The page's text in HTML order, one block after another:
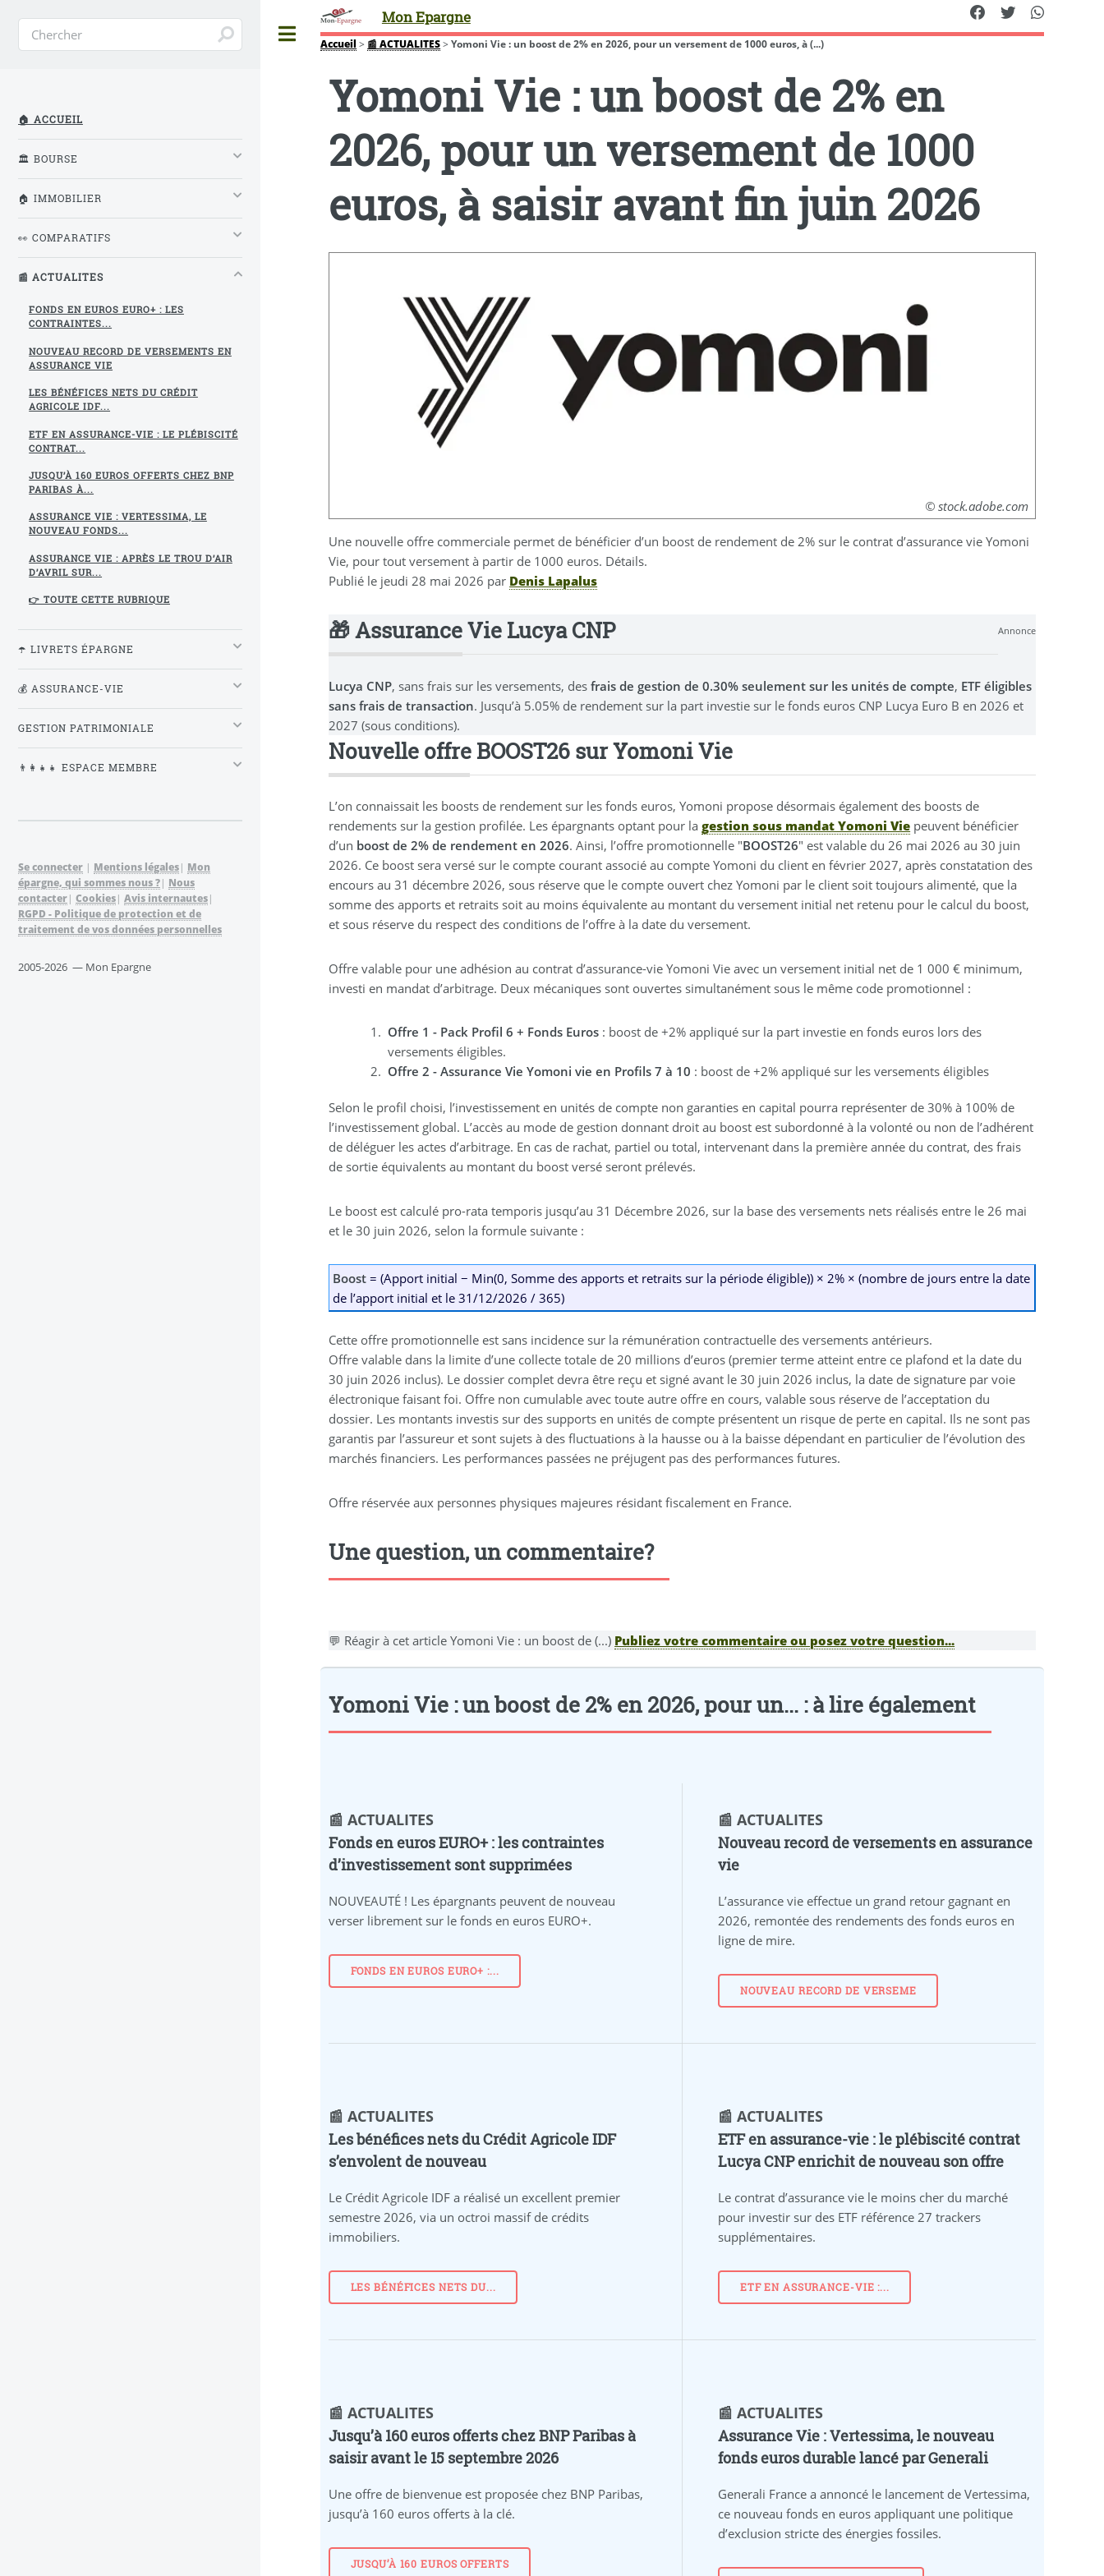
Mon Epargne
Accueil > 📰 ACTUALITES>Yomoni Vie : un boost de 2% en 2026, pour un versement de 1000 euros, à (...)
Yomoni Vie : un boost de 2% en
2026, pour un versement de 1000
euros, à saisir avant fin juin 2026
© stock.adobe.com
Une nouvelle offre commerciale permet de bénéficier d’un boost de rendement de 2% sur le contrat d’assurance vie Yomoni
Vie, pour tout versement à partir de 1000 euros. Détails.
Publié le jeudi 28 mai 2026 par Denis Lapalus
Annonce
🎁 Assurance Vie Lucya CNP
Lucya CNP, sans frais sur les versements, desfrais de gestion de 0.30% seulement sur les unités de compte, ETF éligibles
sans frais de transaction. Jusqu’à 5.05% de rendement sur la part investie sur le fonds euros CNP Lucya Euro B en 2026 et
2027 (sous conditions).
Nouvelle offre BOOST26 sur Yomoni Vie
L’on connaissait les boosts de rendement sur les fonds euros, Yomoni propose désormais également des boosts de
rendements sur la gestion profilée. Les épargnants optant pour lagestion sous mandat Yomoni Vie peuvent bénéficier
d’un boost de 2% de rendement en 2026. Ainsi, l’offre promotionnelle "BOOST26" est valable du 26 mai 2026 au 30 juin
2026. Ce boost sera versé sur le compte courant associé au compte Yomoni du client en février 2027, après constatation des
encours au 31 décembre 2026, sous réserve que le compte ouvert chez Yomoni par le client soit toujours alimenté, que la
somme des apports et retraits soit au moins équivalente au montant du versement initial net retenu pour le calcul du boost,
et sous réserve du respect des conditions de l’offre à la date du versement.
Offre valable pour une adhésion au contrat d’assurance-vie Yomoni Vie avec un versement initial net de 1 000 € minimum,
investi en mandat d’arbitrage. Deux mécaniques sont ouvertes simultanément sous le même code promotionnel :
Offre 1 - Pack Profil 6 + Fonds Euros : boost de +2% appliqué sur la part investie en fonds euros lors des
versements éligibles.
Offre 2 - Assurance Vie Yomoni vie en Profils 7 à 10 : boost de +2% appliqué sur les versements éligibles
Selon le profil choisi, l’investissement en unités de compte non garanties en capital pourra représenter de 30% à 100% de
l’investissement global. L’accès au mode de gestion donnant droit au boost est subordonné à la volonté ou non de l’adhérent
de déléguer les actes d’arbitrage. En cas de rachat, partiel ou total, intervenant dans la première année du contrat, des frais
de sortie équivalents au montant du boost versé seront prélevés.
Le boost est calculé pro-rata temporis jusqu’au 31 Décembre 2026, sur la base des versements nets réalisés entre le 26 mai
et le 30 juin 2026, selon la formule suivante :
Boost= (Apport initial − Min(0, Somme des apports et retraits sur la période éligible)) × 2% × (nombre de jours entre la date
de l’apport initial et le 31/12/2026 / 365)
Cette offre promotionnelle est sans incidence sur la rémunération contractuelle des versements antérieurs.
Offre valable dans la limite d’une collecte totale de 20 millions d’euros (premier terme atteint entre ce plafond et la date du
30 juin 2026 inclus). Le dossier complet devra être reçu et signé avant le 30 juin 2026 inclus, la date de signature par voie
électronique faisant foi. Offre non cumulable avec toute autre offre en cours, valable sous réserve de l’acceptation du
dossier. Les montants investis sur des supports en unités de compte présentent un risque de perte en capital. Ils ne sont pas
garantis par l’assureur et sont sujets à des fluctuations à la hausse ou à la baisse dépendant en particulier de l’évolution des
marchés financiers. Les performances passées ne préjugent pas des performances futures.
Offre réservée aux personnes physiques majeures résidant fiscalement en France.
Une question, un commentaire?
💬 Réagir à cet article Yomoni Vie : un boost de (...) Publiez votre commentaire ou posez votre question...
Yomoni Vie : un boost de 2% en 2026, pour un... : à lire également
📰 ACTUALITES
Fonds en euros EURO+ : les contraintes
d’investissement sont supprimées
NOUVEAUTÉ ! Les épargnants peuvent de nouveau
verser librement sur le fonds en euros EURO+.
FONDS EN EUROS EURO+ :...
📰 ACTUALITES
Nouveau record de versements en assurance
vie
L’assurance vie effectue un grand retour gagnant en
2026, remontée des rendements des fonds euros en
ligne de mire.
NOUVEAU RECORD DE VERSEME
📰 ACTUALITES
Les bénéfices nets du Crédit Agricole IDF
s’envolent de nouveau
Le Crédit Agricole IDF a réalisé un excellent premier
semestre 2026, via un octroi massif de crédits
immobiliers.
LES BÉNÉFICES NETS DU...
📰 ACTUALITES
ETF en assurance-vie : le plébiscité contrat
Lucya CNP enrichit de nouveau son offre
Le contrat d’assurance vie le moins cher du marché
pour investir sur des ETF référence 27 trackers
supplémentaires.
ETF EN ASSURANCE-VIE :...
📰 ACTUALITES
Jusqu’à 160 euros offerts chez BNP Paribas à
saisir avant le 15 septembre 2026
Une offre de bienvenue est proposée chez BNP Paribas,
jusqu’à 160 euros offerts à la clé.
JUSQU’À 160 EUROS OFFERTS
📰 ACTUALITES
Assurance Vie : Vertessima, le nouveau
fonds euros durable lancé par Generali
Generali France a annoncé le lancement de Vertessima,
ce nouveau fonds en euros appliquant une politique
d’exclusion stricte des énergies fossiles.
🏠 ACCUEIL
🏛️ BOURSE
🏠 IMMOBILIER
👀 COMPARATIFS
📰 ACTUALITES
FONDS EN EUROS EURO+ : LES
CONTRAINTES...
NOUVEAU RECORD DE VERSEMENTS EN
ASSURANCE VIE
LES BÉNÉFICES NETS DU CRÉDIT
AGRICOLE IDF...
ETF EN ASSURANCE-VIE : LE PLÉBISCITÉ
CONTRAT...
JUSQU’À 160 EUROS OFFERTS CHEZ BNP
PARIBAS À...
ASSURANCE VIE : VERTESSIMA, LE
NOUVEAU FONDS...
ASSURANCE VIE : APRÈS LE TROU D’AIR
D’AVRIL SUR...
👉 TOUTE CETTE RUBRIQUE
☂️ LIVRETS ÉPARGNE
💰 ASSURANCE-VIE
GESTION PATRIMONIALE
👨‍👩‍👧‍👧 ESPACE MEMBRE
Se connecter | Mentions légales| Mon
épargne, qui sommes nous ?| Nous
contacter| Cookies| Avis internautes|
RGPD - Politique de protection et de
traitement de vos données personnelles
2005-2026 — Mon Epargne
Toggle